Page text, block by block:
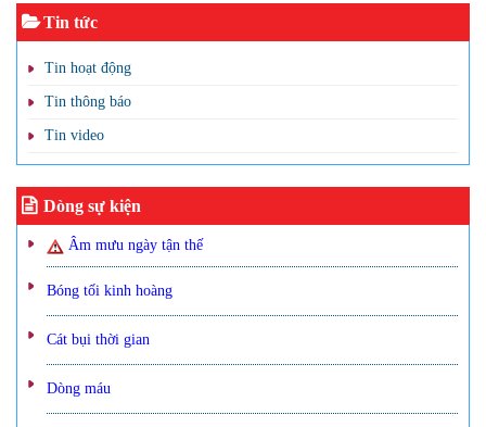
Tin tức
Tin hoạt động
Tin thông báo
Tin video
Dòng sự kiện
Âm mưu ngày tận thế
Bóng tối kinh hoàng
Cát bụi thời gian
Dòng máu